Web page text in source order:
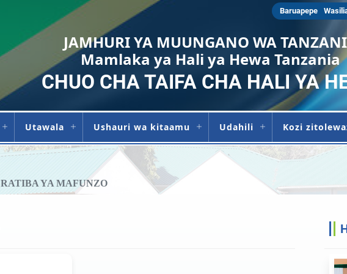
Baruapepe
JAMHURI YA MUUNGANO WA
Mamlaka ya Hali ya Hewa Tanzania
CHUO CHA TAIFA CHA HALI YA
Utawala Ushauri wa kitaamu Udahili Kozi
RATIBA YA MAFUNZO